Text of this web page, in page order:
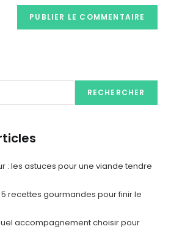
RECHERCHER
: les astuces pour une viande tendre
recettes gourmandes pour finir le
accompagnement choisir pour